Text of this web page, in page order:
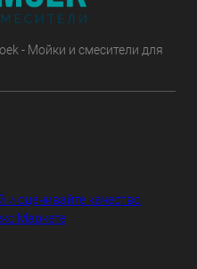
- Мойки и смесители для